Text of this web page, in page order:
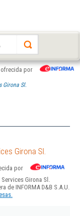
por
Girona Sl.
Girona Sl.
por
Girona Sl.
de INFORMA D&B S.A.U.